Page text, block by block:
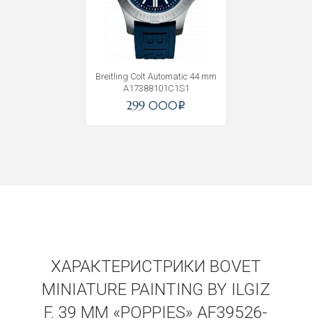
Breitling Colt Automatic 44 mm
A17388101C1S1
299 000i
ХАРАКТЕРИСТРИКИ BOVET
MINIATURE PAINTING BY ILGIZ
F. 39 MM «POPPIES» AF39526-